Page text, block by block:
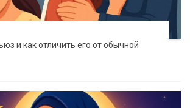
и как отличить его от обычной